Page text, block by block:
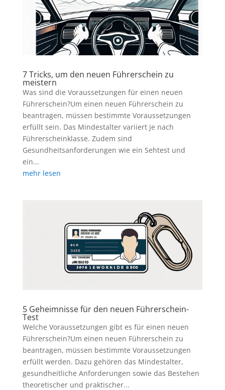
7 Tricks, um den neuen Führerschein zu
meistern
Was sind die Voraussetzungen für einen neuen
Führerschein?Um einen neuen Führerschein zu
beantragen, müssen bestimmte Voraussetzungen
erfüllt sein. Das Mindestalter variiert je nach
Führerscheinklasse. Zudem sind
Gesundheitsanforderungen wie ein Sehtest und
ein...
mehr lesen
5 Geheimnisse für den neuen Führerschein-
Test
Welche Voraussetzungen gibt es für einen neuen
Führerschein?Um einen neuen Führerschein zu
beantragen, müssen bestimmte Voraussetzungen
erfüllt werden. Dazu gehören das Mindestalter,
gesundheitliche Anforderungen sowie das Bestehen
theoretischer und praktischer...